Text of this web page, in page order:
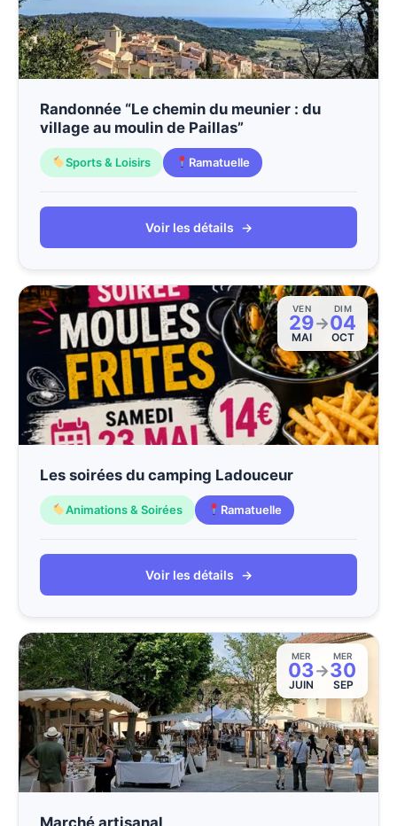
Randonnée “Le chemin du meunier : du
village au moulin de Paillas”
Sports & Loisirs Ramatuelle
Voir les détails →
VEN
29
MAI
→
DIM
04
OCT
Les soirées du camping Ladouceur
Animations & Soirées Ramatuelle
Voir les détails →
MER
03
JUIN
→
MER
30
SEP
Marché artisanal